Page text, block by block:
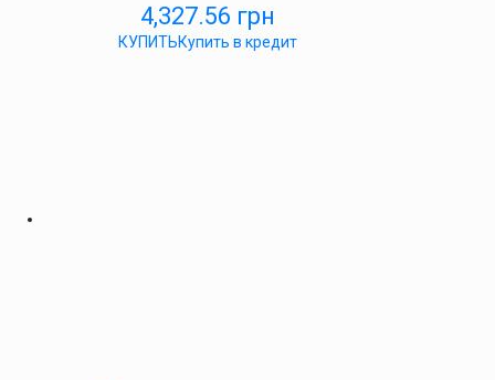
4,327.56 грн
КУПИТЬКупить в кредит